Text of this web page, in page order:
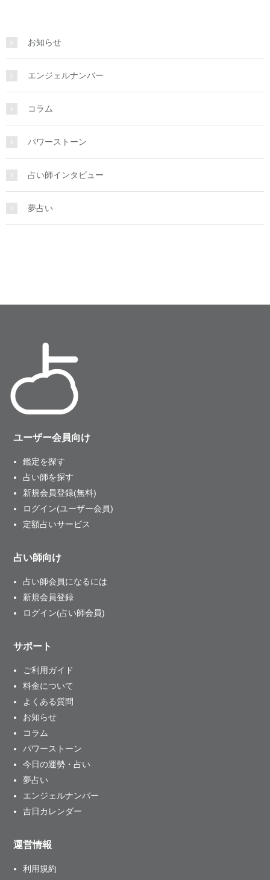
お知らせ
エンジェルナンバー
コラム
パワーストーン
占い師インタビュー
夢占い
ユーザー会員向け
鑑定を探す
占い師を探す
新規会員登録(無料)
ログイン(ユーザー会員)
定額占いサービス
占い師向け
占い師会員になるには
新規会員登録
ログイン(占い師会員)
サポート
ご利用ガイド
料金について
よくある質問
お知らせ
コラム
パワーストーン
今日の運勢・占い
夢占い
エンジェルナンバー
吉日カレンダー
運営情報
利用規約